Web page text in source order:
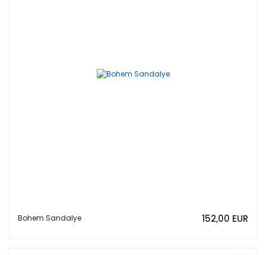
Bohem Sandalye 152,00 EUR